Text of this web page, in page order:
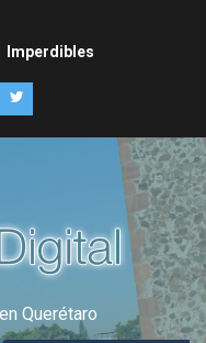
Imperdibles
Querétaro